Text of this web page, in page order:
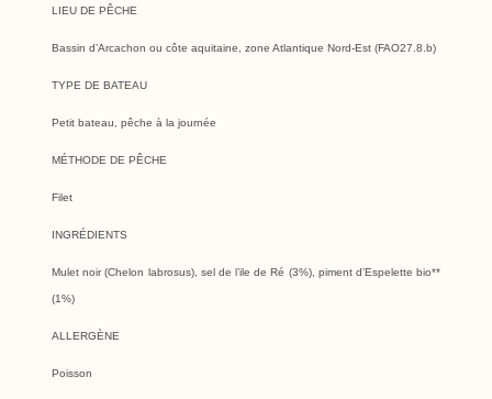
LIEU DE PÊCHE
Bassin d’Arcachon ou côte aquitaine, zone Atlantique Nord-Est (FAO27.8.b)
TYPE DE BATEAU
Petit bateau, pêche à la journée
MÉTHODE DE PÊCHE
Filet
INGRÉDIENTS
Mulet noir (Chelon labrosus), sel de l’ile de Ré (3%), piment d’Espelette bio**
(1%)
ALLERGÈNE
Poisson